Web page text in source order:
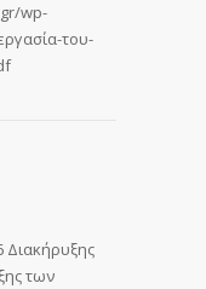
wp-
του-
Διακήρυξης
των